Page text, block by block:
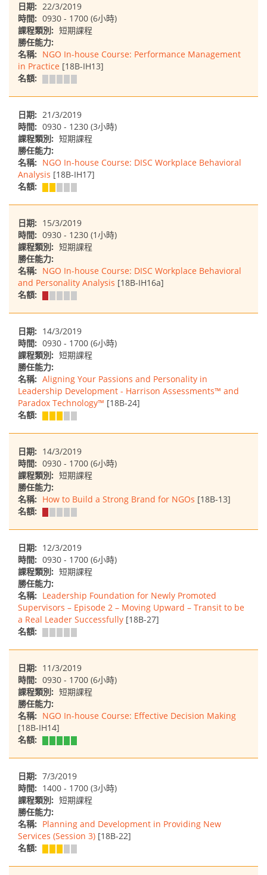
日期: 22/3/2019
時間: 0930 - 1700 (6小時)
課程類別: 短期課程
勝任能力:
名稱: NGO In-house Course: Performance Management
in Practice [18B-IH13]
名額:
日期: 21/3/2019
時間: 0930 - 1230 (3小時)
課程類別: 短期課程
勝任能力:
名稱: NGO In-house Course: DISC Workplace Behavioral
Analysis [18B-IH17]
名額:
日期: 15/3/2019
時間: 0930 - 1230 (1小時)
課程類別: 短期課程
勝任能力:
名稱: NGO In-house Course: DISC Workplace Behavioral
and Personality Analysis [18B-IH16a]
名額:
日期: 14/3/2019
時間: 0930 - 1700 (6小時)
課程類別: 短期課程
勝任能力:
名稱: Aligning Your Passions and Personality in
Leadership Development - Harrison Assessments™ and
Paradox Technology™ [18B-24]
名額:
日期: 14/3/2019
時間: 0930 - 1700 (6小時)
課程類別: 短期課程
勝任能力:
名稱: How to Build a Strong Brand for NGOs [18B-13]
名額:
日期: 12/3/2019
時間: 0930 - 1700 (6小時)
課程類別: 短期課程
勝任能力:
名稱: Leadership Foundation for Newly Promoted
Supervisors – Episode 2 – Moving Upward – Transit to be
a Real Leader Successfully [18B-27]
名額:
日期: 11/3/2019
時間: 0930 - 1700 (6小時)
課程類別: 短期課程
勝任能力:
名稱: NGO In-house Course: Effective Decision Making
[18B-IH14]
名額:
日期: 7/3/2019
時間: 1400 - 1700 (3小時)
課程類別: 短期課程
勝任能力:
名稱: Planning and Development in Providing New
Services (Session 3) [18B-22]
名額: